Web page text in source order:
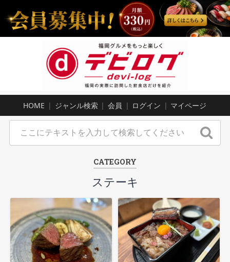
HOME ジャンル検索 会員 ログイン マイページ
CATEGORY
ステーキ